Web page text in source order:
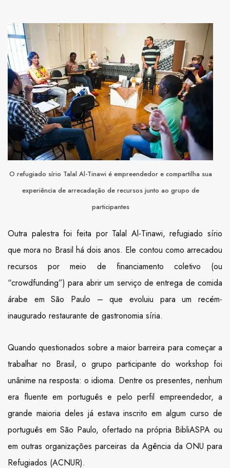
O refugiado sírio Talal Al-Tinawi é empreendedor e compartilha sua
experiência de arrecadação de recursos junto ao grupo de
participantes
Outra palestra foi feita por Talal Al-Tinawi, refugiado sírio
que mora no Brasil há dois anos. Ele contou como arrecadou
recursos por meio de financiamento coletivo (ou
“crowdfunding”) para abrir um serviço de entrega de comida
árabe em São Paulo – que evoluiu para um recém-
inaugurado restaurante de gastronomia síria.
Quando questionados sobre a maior barreira para começar a
trabalhar no Brasil, o grupo participante do workshop foi
unânime na resposta: o idioma. Dentre os presentes, nenhum
era fluente em português e pelo perfil empreendedor, a
grande maioria deles já estava inscrito em algum curso de
português em São Paulo, ofertado na própria BibliASPA ou
em outras organizações parceiras da Agência da ONU para
Refugiados (ACNUR).